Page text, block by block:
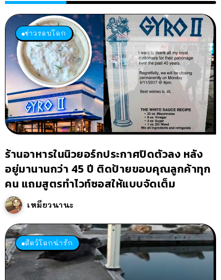
ข่าวรอบโลก
ร้านอาหารในนิวยอร์กประกาศปิดตัวลง หลัง
อยู่มานานกว่า 45 ปี ติดป้ายขอบคุณลูกค้าทุก
คน แถมสูตรทำไวท์ซอสให้แบบจัดเต็ม
เหมียวนานะ
สัตว์โลกน่ารัก